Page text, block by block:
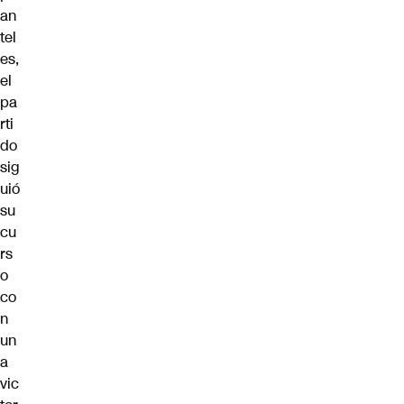
an
tel
es,
el
pa
rti
do
sig
uió
su
cu
rs
o
co
n
un
a
vic